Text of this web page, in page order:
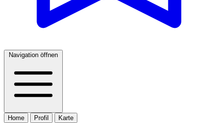
Navigation öffnen
Home Profil Karte